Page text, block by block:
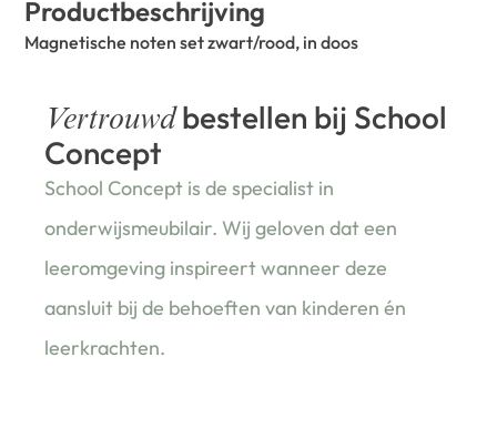
Productbeschrijving
Magnetische noten set zwart/rood, in doos
Vertrouwdbestellen bij School
Concept
School Concept is de specialist in
onderwijsmeubilair. Wij geloven dat een
leeromgeving inspireert wanneer deze
aansluit bij de behoeften van kinderen én
leerkrachten.